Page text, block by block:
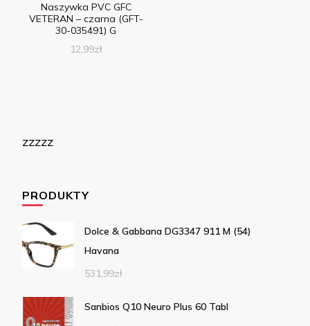
Naszywka PVC GFC
VETERAN – czarna (GFT-
30-035491) G
12,99zł
zzzzz
PRODUKTY
Dolce & Gabbana DG3347 911 M (54)
Havana
531,99zł
Sanbios Q10 Neuro Plus 60 Tabl